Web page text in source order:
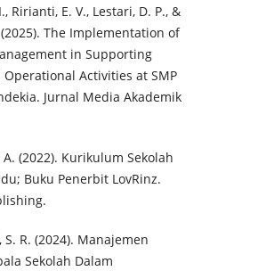
Ririanti, E. V., Lestari, D. P., &
The Implementation of
in Supporting
Operational Activities at SMP
Jurnal Media Akademik
(2022). Kurikulum Sekolah
Buku Penerbit LovRinz.
R. (2024). Manajemen
Sekolah Dalam